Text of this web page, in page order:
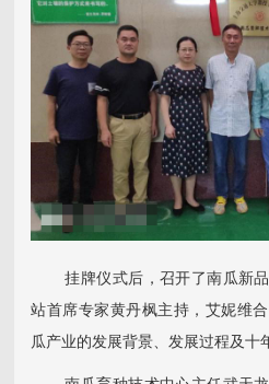
挂牌仪式后，召开了南瓜新品
站首席专家黄丹枫主持，艾妮维
瓜产业的发展背景、发展过程及十